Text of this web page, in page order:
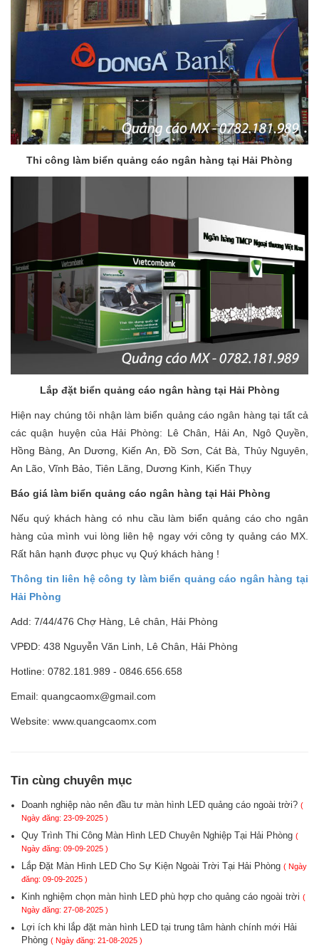
Thi công làm biển quảng cáo ngân hàng tại Hải Phòng
Lắp đặt biển quảng cáo ngân hàng tại Hải Phòng
Hiện nay chúng tôi nhận làm biển quảng cáo ngân hàng tại tất cả
các quận huyện của Hải Phòng: Lê Chân, Hải An, Ngô Quyền,
Hồng Bàng, An Dương, Kiến An, Đồ Sơn, Cát Bà, Thủy Nguyên,
An Lão, Vĩnh Bảo, Tiên Lãng, Dương Kinh, Kiến Thụy
Báo giá làm biển quảng cáo ngân hàng tại Hải Phòng
Nếu quý khách hàng có nhu cầu làm biển quảng cáo cho ngân
hàng của mình vui lòng liên hệ ngay với công ty quảng cáo MX.
Rất hân hạnh được phục vụ Quý khách hàng !
Thông tin liên hệ công ty làm biển quảng cáo ngân hàng tại
Hải Phòng
Add: 7/44/476 Chợ Hàng, Lê chân, Hải Phòng
VPĐD: 438 Nguyễn Văn Linh, Lê Chân, Hải Phòng
Hotline: 0782.181.989 - 0846.656.658
Email: quangcaomx@gmail.com
Website: www.quangcaomx.com
Tin cùng chuyên mục
Doanh nghiệp nào nên đầu tư màn hình LED quảng cáo ngoài trời? (
Ngày đăng: 23-09-2025 )
Quy Trình Thi Công Màn Hình LED Chuyên Nghiệp Tại Hải Phòng (
Ngày đăng: 09-09-2025 )
Lắp Đặt Màn Hình LED Cho Sự Kiện Ngoài Trời Tại Hải Phòng ( Ngày
đăng: 09-09-2025 )
Kinh nghiệm chọn màn hình LED phù hợp cho quảng cáo ngoài trời (
Ngày đăng: 27-08-2025 )
Lợi ích khi lắp đặt màn hình LED tại trung tâm hành chính mới Hải
Phòng ( Ngày đăng: 21-08-2025 )